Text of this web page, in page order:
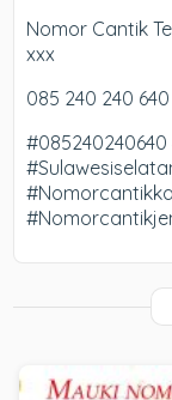
Nomor Cantik
xxx
085 240 240 640